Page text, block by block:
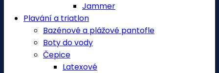
Jammer
Plavání a triatlon
Bazénové a plážové pantofle
Boty do vody
Čepice
Latexové